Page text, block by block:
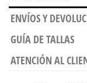
ENVÍOS Y
GUÍA DE TALLAS
ATENCIÓN AL